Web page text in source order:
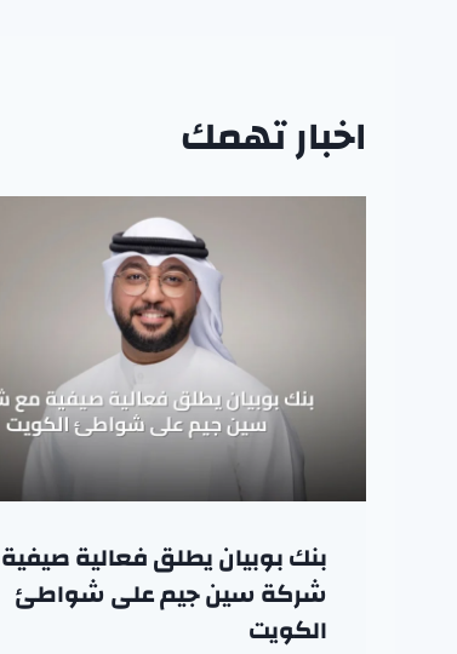
اخبار تهمك
بنك بوبيان يطلق فعالية
شركة سين جيم على شواطئ
الكويت